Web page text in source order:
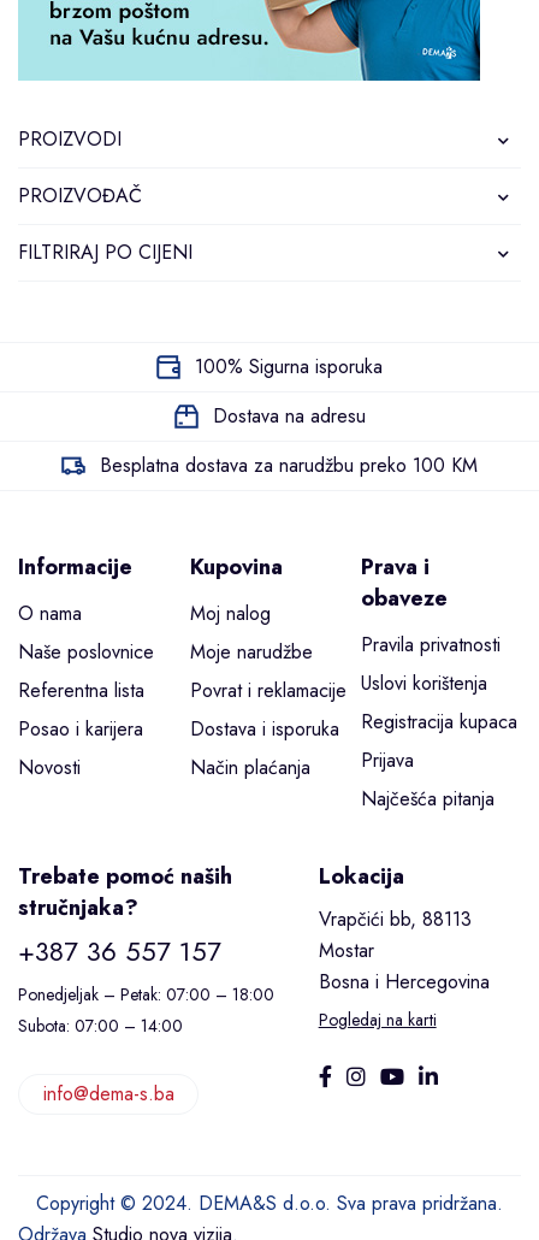
PROIZVODI
PROIZVOĐAČ
FILTRIRAJ PO CIJENI
100% Sigurna isporuka
Dostava na adresu
Besplatna dostava za narudžbu preko 100 KM
Informacije
O nama
Naše poslovnice
Referentna lista
Posao i karijera
Novosti
Kupovina
Moj nalog
Moje narudžbe
Povrat i reklamacije
Dostava i isporuka
Način plaćanja
Prava i
obaveze
Pravila privatnosti
Uslovi korištenja
Registracija kupaca
Prijava
Najčešća pitanja
Trebate pomoć naših
stručnjaka?
+387 36 557 157
Ponedjeljak – Petak: 07:00 – 18:00
Subota: 07:00 – 14:00
info@dema-s.ba
Lokacija
Vrapčići bb, 88113
Mostar
Bosna i Hercegovina
Pogledaj na karti
Copyright © 2024. DEMA&S d.o.o. Sva prava pridržana.